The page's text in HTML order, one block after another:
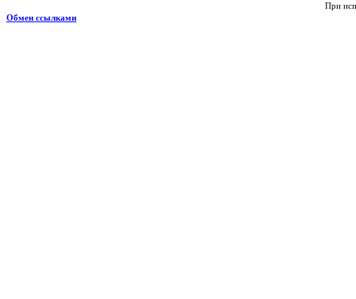
При
Обмен ссылками